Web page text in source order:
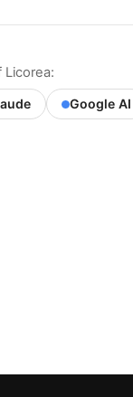
Licorea:
Google AI